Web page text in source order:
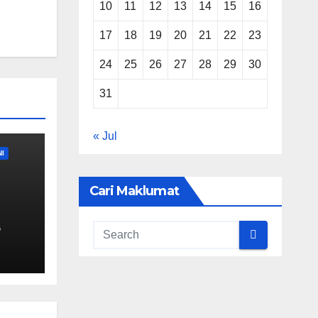
10 11 12 13 14 15 16
17 18 19 20 21 22 23
24 25 26 27 28 29 30
31
« Jul
Cari Maklumat